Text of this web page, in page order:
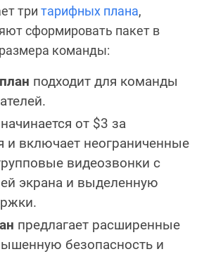
три тарифных плана,
сформировать пакет в
команды:
подходит для команды
начинается от $3 за
и включает неограниченные
видеозвонки с
экрана и выделенную
предлагает расширенные
безопасность и